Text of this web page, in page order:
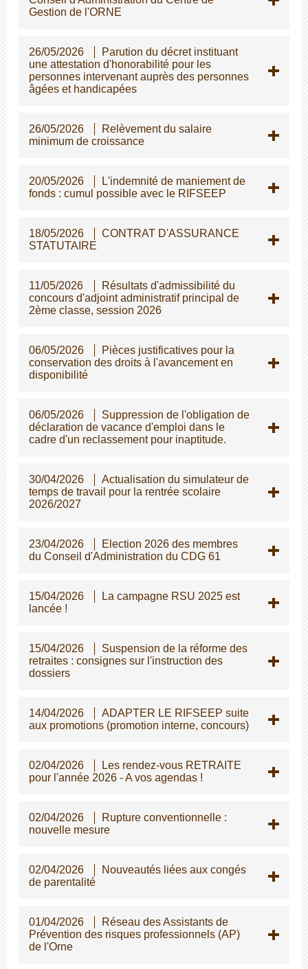
Gestion de l'ORNE
26/05/2026
Parution du décret instituant
une attestation d'honorabilité pour les
personnes intervenant auprès des personnes
gées et handicapées
26/05/2026
Relèvement du salaire
minimum de croissance
20/05/2026
L'indemnité de maniement de
fonds : cumul possible avec le RIFSEEP
18/05/2026
CONTRAT D'ASSURANCE
STATUTAIRE
11/05/2026
Résultats d'admissibilité du
concours d'adjoint administratif principal de
2ème classe, session 2026
06/05/2026
Pièces justificatives pour la
conservation des droits à l'avancement en
disponibilité
06/05/2026
Suppression de l'obligation de
déclaration de vacance d'emploi dans le
cadre d'un reclassement pour inaptitude.
30/04/2026
Actualisation du simulateur de
temps de travail pour la rentrée scolaire
2026/2027
23/04/2026
Election 2026 des membres
du Conseil d'Administration du CDG 61
15/04/2026
La campagne RSU 2025 est
lancée !
15/04/2026
Suspension de la réforme des
retraites : consignes sur l'instruction des
dossiers
14/04/2026
ADAPTER LE RIFSEEP suite
aux promotions (promotion interne, concours)
02/04/2026
Les rendez-vous RETRAITE
pour l'année 2026 - A vos agendas !
02/04/2026
Rupture conventionnelle :
nouvelle mesure
02/04/2026
Nouveautés liées aux congés
de parentalité
01/04/2026
Réseau des Assistants de
Prévention des risques professionnels (AP)
de l'Orne